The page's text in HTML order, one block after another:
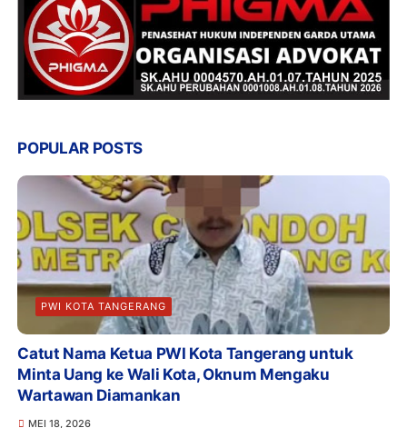
POPULAR POSTS
PWI KOTA TANGERANG
Catut Nama Ketua PWI Kota Tangerang untuk
Minta Uang ke Wali Kota, Oknum Mengaku
Wartawan Diamankan
MEI 18, 2026